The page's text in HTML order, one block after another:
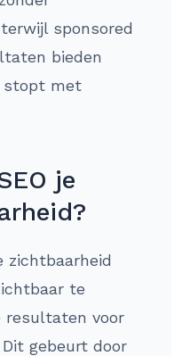
sponsored
bieden
stopt met
je
zichtbaarheid
te
resultaten voor
gebeurt door